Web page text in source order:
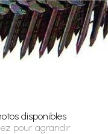
disponibles
pour agrandir